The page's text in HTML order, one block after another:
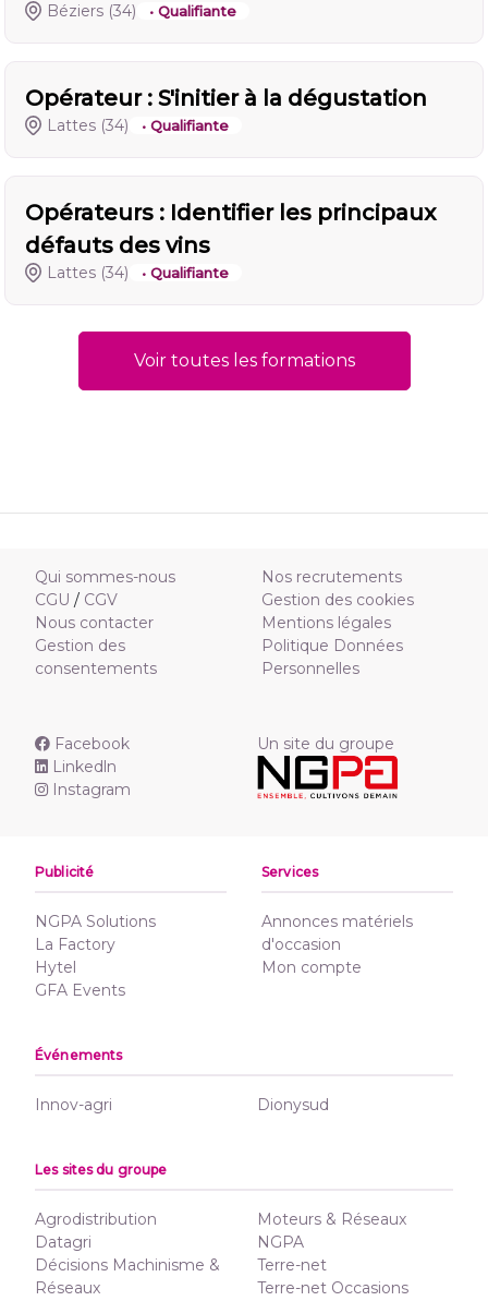
Béziers (34) • Qualifiante
Opérateur : S'initier à la dégustation
Lattes (34) • Qualifiante
Opérateurs : Identifier les principaux
défauts des vins
Lattes (34) • Qualifiante
Voir toutes les formations
Qui sommes-nous
CGU / CGV
Nous contacter
Gestion des
consentements
Nos recrutements
Gestion des cookies
Mentions légales
Politique Données
Personnelles
Facebook
Linkedln
Instagram
Un site du groupe
Publicité
NGPA Solutions
La Factory
Hytel
GFA Events
Services
Annonces matériels
d'occasion
Mon compte
Événements
Innov-agri Dionysud
Les sites du groupe
Agrodistribution
Datagri
Décisions Machinisme &
Réseaux
Moteurs & Réseaux
NGPA
Terre-net
Terre-net Occasions